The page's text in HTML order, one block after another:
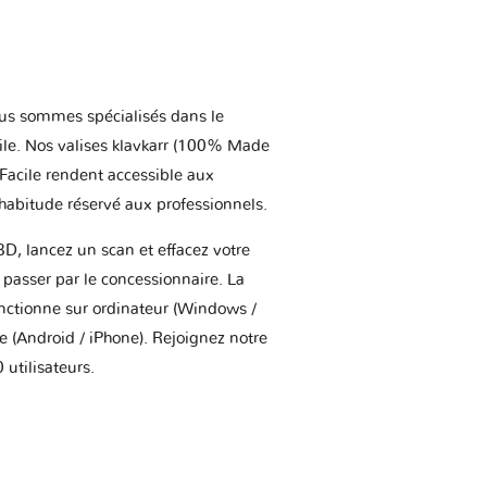
sommes spécialisés dans le
Nos valises klavkarr (100% Made
rendent accessible aux
réservé aux professionnels.
lancez un scan et effacez votre
par le concessionnaire. La
sur ordinateur (Windows /
(Android / iPhone). Rejoignez notre
utilisateurs.